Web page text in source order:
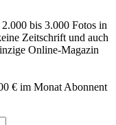
bis 3.000 Fotos in
Zeitschrift und auch
Online-Magazin
€ im Monat Abonnent